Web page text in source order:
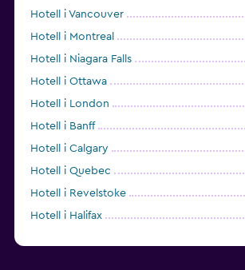
Hotell i Vancouver
Hotell i Montreal
Hotell i Niagara Falls
Hotell i Ottawa
Hotell i London
Hotell i Banff
Hotell i Calgary
Hotell i Quebec
Hotell i Revelstoke
Hotell i Halifax